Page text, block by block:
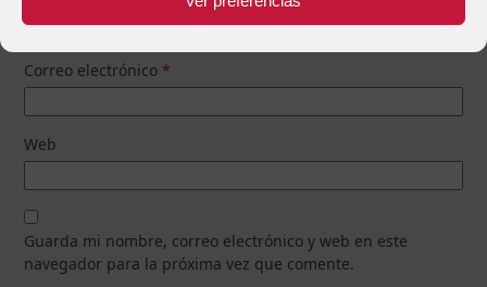
Correo electrónico *
Web
Guarda mi nombre, correo electrónico y web en este
navegador para la próxima vez que comente.